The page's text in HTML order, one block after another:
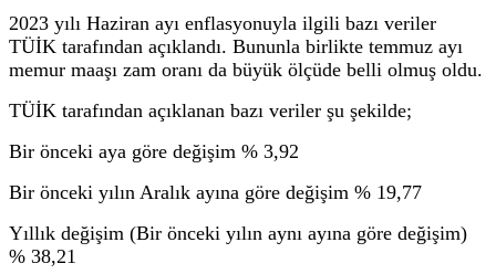
2023 yılı Haziran ayı enflasyonuyla ilgili bazı veriler
TÜİK tarafından açıklandı. Bununla birlikte temmuz ayı
memur maaşı zam oranı da büyük ölçüde belli olmuş oldu.
TÜİK tarafından açıklanan bazı veriler şu şekilde;
Bir önceki aya göre değişim % 3,92
Bir önceki yılın Aralık ayına göre değişim % 19,77
Yıllık değişim (Bir önceki yılın aynı ayına göre değişim)
% 38,21